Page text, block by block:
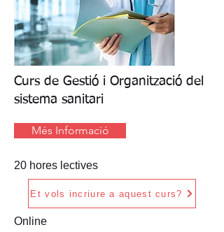
Curs de Gestió i Organització del
sistema sanitari
Més Informació
20 hores lectives
Et vols incriure a aquest curs?
Online